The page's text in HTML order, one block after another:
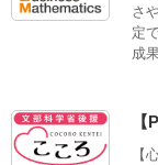
さ
定
成
【